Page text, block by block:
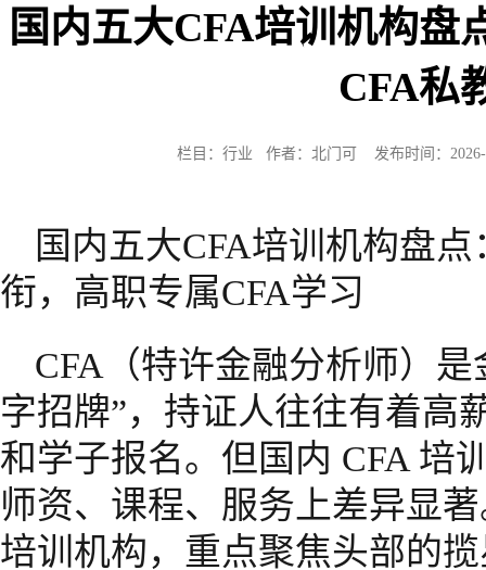
国内五大CFA培训机构盘
CFA私
栏目：行业 作者：北门可 发布时间：
国内五大CFA培训机构盘
衔，高职专属CFA学习
CFA（特许金融分析师）
字招牌”，持证人往往有着高
和学子报名。但国内 CFA 培
师资、课程、服务上差异显
培训机构，重点聚焦头部的